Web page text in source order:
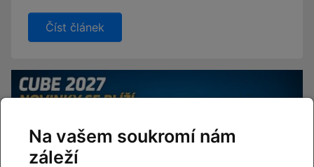
Číst článek
Na vašem soukromí nám
záleží